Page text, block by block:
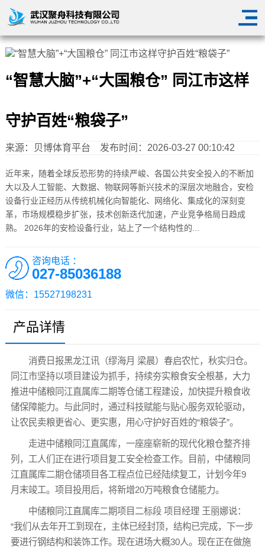
“智慧大脑”+“大国粮仓” 同江市这样
守护百姓“粮袋子”
来源： 贝博体育平台 发布时间：2026-03-27 00:10:42
近年来，随着全球反恐形势的持续严峻、各国公共安全投入的不断加
大以及人工智能、大数据、物联网等新兴技术的深层次地融合，安检
设备行业正经历从传统机械化向智能化、网络化、集成化的深刻变
革，市场规模稳步扩张，技术创新迭代加速，产业竞争格局日趋成
熟。 2026年的安检设备行业，站上了一个结构性的...
咨询电话 ：
027-85036188
微信：15527198231
产品详情
消费日报黑龙江讯（缪海月 梁晨）春启农忙，秋实归仓。
同江市坚持以项目建设为抓手，持续夯实粮食安全根基，大力
推进中储粮同江直属库二期等仓储工程建设，加快提升粮食收
储保障能力。与此同时，通过科技赋能与贴心服务双轮驱动，
让农民卖粮更省心、更实惠，用心守护好百姓的“粮袋子”。
走进中储粮同江直属库，一座座崭新的现代化粮仓整齐排
列，工人们正在进行项目复工安全检查工作。目前，中储粮同
江直属库二期仓储项目各工程点位已经陆续复工，计划今年9
月末竣工。项目投用后，将新增20万吨粮食仓储能力。
中储粮同江直属库二期项目二标段 项目经理 王丽娜说：
“我们从去年开工到现在，主体已经封顶，结构已完成，下一步
要进行钢结构和装饰工作。现在进场大概30人。现在正在做施